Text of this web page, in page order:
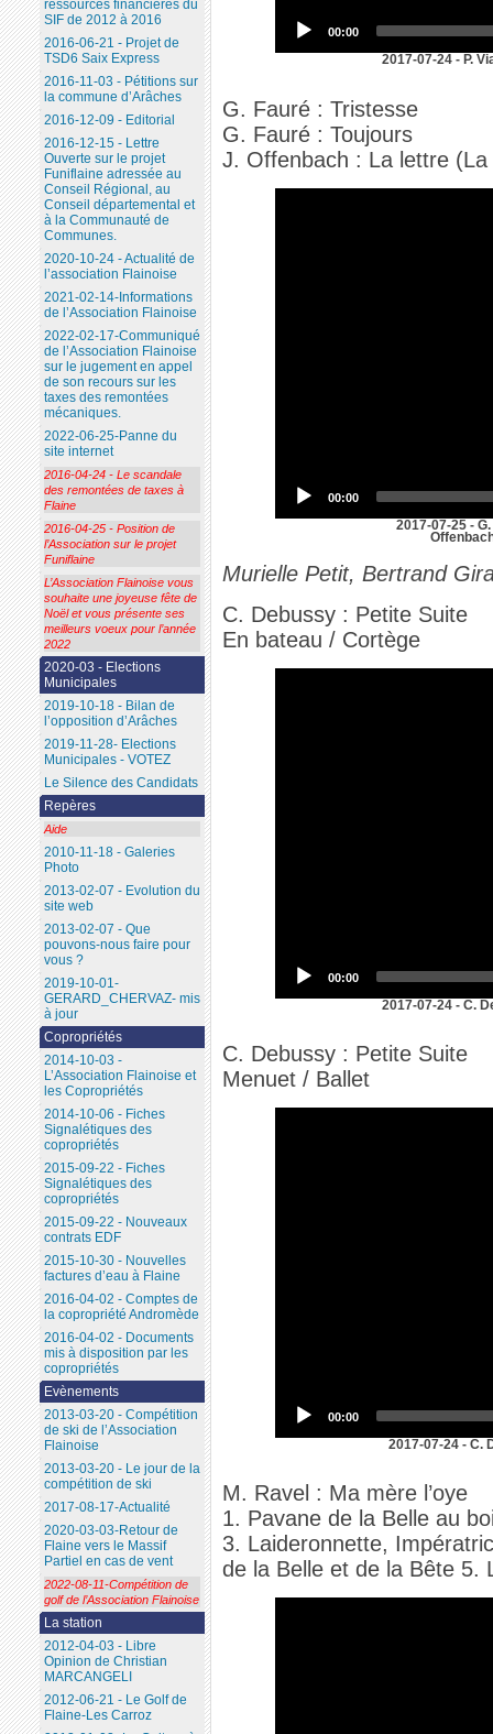
00:00
2017-07-24 - P.
G. Fauré : Tristesse
G. Fauré : Toujours
J. Offenbach : La lettre (La
00:00
2017-07-25 -
Murielle Petit, Bertrand
C. Debussy : Petite Suite
En bateau / Cortège
00:00
2017-07-24 - C.
C. Debussy : Petite Suite
Menuet / Ballet
00:00
2017-07-24 - C.
M. Ravel : Ma mère l’oye
1. Pavane de la Belle au
3. Laideronnette,
de la Belle et de la Bête 5.
ressources financières du
SIF de 2012 à 2016
2016-06-21 - Projet de
TSD6 Saix Express
2016-11-03 - Pétitions sur
la commune d’Arâches
2016-12-09 - Editorial
2016-12-15 - Lettre
Ouverte sur le projet
Funiflaine adressée au
Conseil Régional, au
Conseil départemental et
à la Communauté de
Communes.
2020-10-24 - Actualité de
l’association Flainoise
2021-02-14-Informations
de l’Association Flainoise
2022-02-17-Communiqué
de l’Association Flainoise
sur le jugement en appel
de son recours sur les
taxes des remontées
mécaniques.
2022-06-25-Panne du
site internet
2016-04-24 - Le scandale
des remontées de taxes à
Flaine
2016-04-25 - Position de
l’Association sur le projet
Funiflaine
L’Association Flainoise vous
souhaite une joyeuse fête de
Noël et vous présente ses
meilleurs voeux pour l’année
2022
2020-03 - Elections
Municipales
2019-10-18 - Bilan de
l’opposition d’Arâches
2019-11-28- Elections
Municipales - VOTEZ
Le Silence des Candidats
Repères
Aide
2010-11-18 - Galeries
Photo
2013-02-07 - Evolution du
site web
2013-02-07 - Que
pouvons-nous faire pour
vous ?
2019-10-01-
GERARD_CHERVAZ- mis
à jour
Copropriétés
2014-10-03 -
L’Association Flainoise et
les Copropriétés
2014-10-06 - Fiches
Signalétiques des
copropriétés
2015-09-22 - Fiches
Signalétiques des
copropriétés
2015-09-22 - Nouveaux
contrats EDF
2015-10-30 - Nouvelles
factures d’eau à Flaine
2016-04-02 - Comptes de
la copropriété Andromède
2016-04-02 - Documents
mis à disposition par les
copropriétés
Evènements
2013-03-20 - Compétition
de ski de l’Association
Flainoise
2013-03-20 - Le jour de la
compétition de ski
2017-08-17-Actualité
2020-03-03-Retour de
Flaine vers le Massif
Partiel en cas de vent
2022-08-11-Compétition de
golf de l’Association Flainoise
La station
2012-04-03 - Libre
Opinion de Christian
MARCANGELI
2012-06-21 - Le Golf de
Flaine-Les Carroz